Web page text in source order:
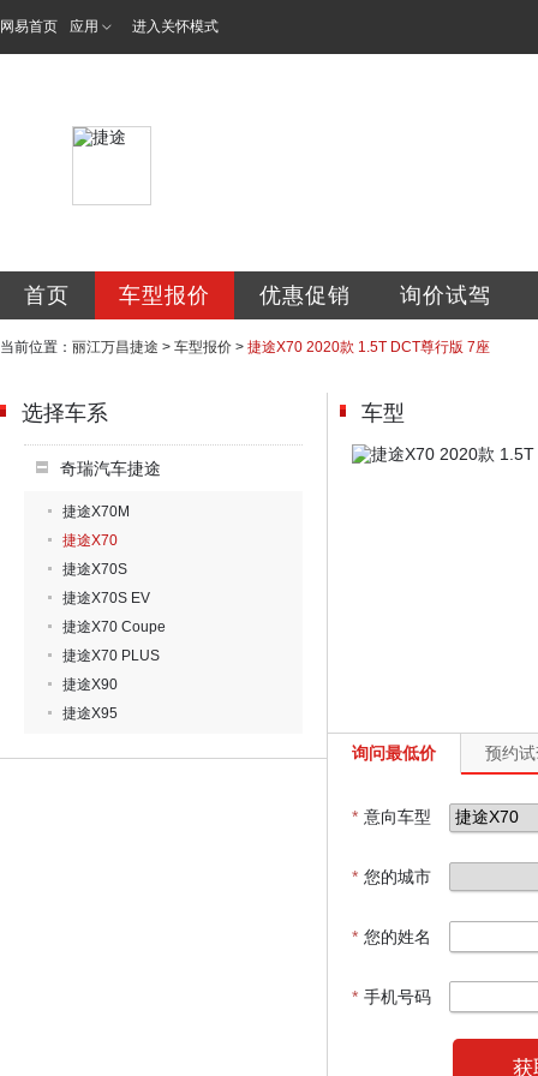
网易首页 应用 进入关怀模式
首页 车型报价 优惠促销 询价试驾
当前位置： 丽江万昌捷途 > 车型报价 > 捷途X70 2020款 1.5T DCT尊行版 7座
选择车系
奇瑞汽车捷途
捷途X70M
捷途X70
捷途X70S
捷途X70S EV
捷途X70 Coupe
捷途X70 PLUS
捷途X90
捷途X95
车型
询问最低价 预约
* 意向车型
* 您的城市
* 您的姓名
* 手机号码
获